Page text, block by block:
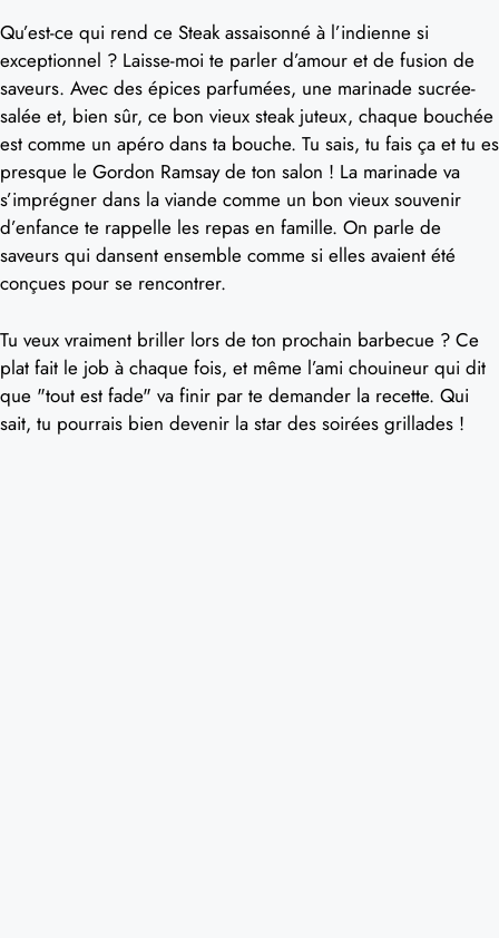
Qu’est-ce qui rend ce Steak assaisonné à l’indienne si
exceptionnel ? Laisse-moi te parler d’amour et de fusion de
saveurs. Avec des épices parfumées, une marinade sucrée-
salée et, bien sûr, ce bon vieux steak juteux, chaque bouchée
est comme un apéro dans ta bouche. Tu sais, tu fais ça et tu es
presque le Gordon Ramsay de ton salon ! La marinade va
s’imprégner dans la viande comme un bon vieux souvenir
d’enfance te rappelle les repas en famille. On parle de
saveurs qui dansent ensemble comme si elles avaient été
conçues pour se rencontrer.
Tu veux vraiment briller lors de ton prochain barbecue ? Ce
plat fait le job à chaque fois, et même l’ami chouineur qui dit
que "tout est fade" va finir par te demander la recette. Qui
sait, tu pourrais bien devenir la star des soirées grillades !